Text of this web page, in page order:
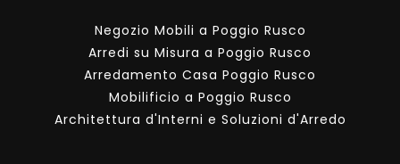
Negozio Mobili a Poggio Rusco
Arredi su Misura a Poggio Rusco
Arredamento Casa Poggio Rusco
Mobilificio a Poggio Rusco
Architettura d'Interni e Soluzioni d'Arredo